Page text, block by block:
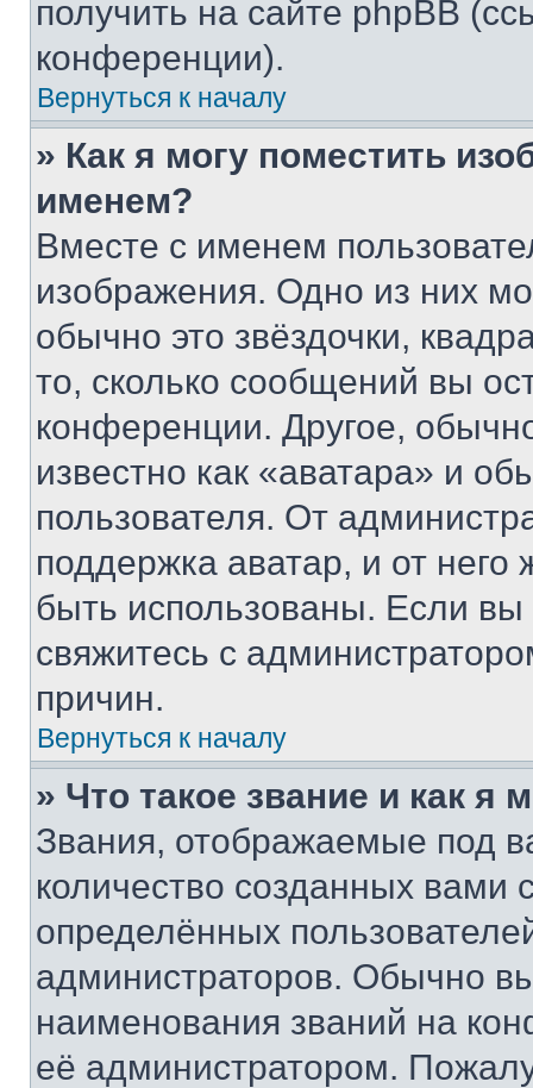
получить на сайте phpBB
конференции).
Вернуться к началу
» Как я могу поместить
именем?
Вместе с именем
изображения. Одно из них
обычно это звёздочки,
то, сколько сообщений вы
конференции. Другое,
известно как «аватара» и
пользователя. От
поддержка аватар, и от него
быть использованы. Если
свяжитесь с
причин.
Вернуться к началу
» Что такое звание и как я
Звания, отображаемые под
количество созданных
определённых
администраторов. Обычно
наименования званий на
её администратором.